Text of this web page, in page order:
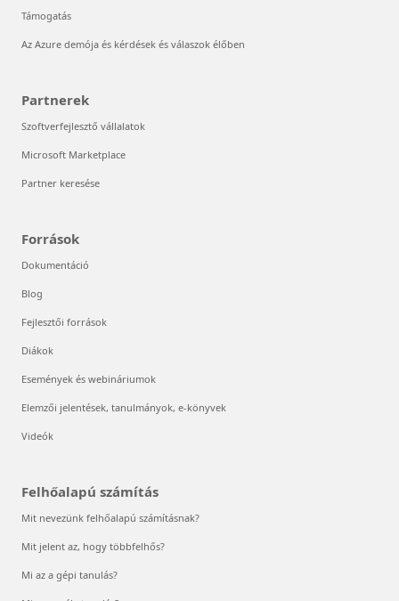
Támogatás
Az Azure demója és kérdések és válaszok élőben
Partnerek
Szoftverfejlesztő vállalatok
Microsoft Marketplace
Partner keresése
Források
Dokumentáció
Blog
Fejlesztői források
Diákok
Események és webináriumok
Elemzői jelentések, tanulmányok, e-könyvek
Videók
Felhőalapú számítás
Mit nevezünk felhőalapú számításnak?
Mit jelent az, hogy többfelhős?
Mi az a gépi tanulás?